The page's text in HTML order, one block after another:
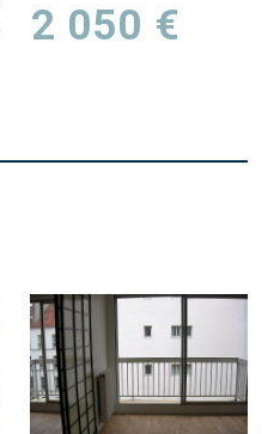
2 050 €